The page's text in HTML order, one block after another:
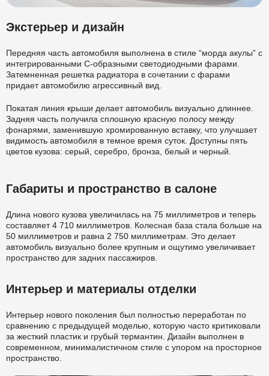
Экстерьер и дизайн
Передняя часть автомобиля выполнена в стиле “морда акулы” с
интегрированными С-образными светодиодными фарами.
Затемненная решетка радиатора в сочетании с фарами
придает автомобилю агрессивный вид.
Покатая линия крыши делает автомобиль визуально длиннее.
Задняя часть получила сплошную красную полосу между
фонарями, заменившую хромированную вставку, что улучшает
видимость автомобиля в темное время суток. Доступны пять
цветов кузова: серый, серебро, бронза, белый и черный.
Габариты и пространство в салоне
Длина нового кузова увеличилась на 75 миллиметров и теперь
составляет 4 710 миллиметров. Колесная база стала больше на
50 миллиметров и равна 2 750 миллиметрам. Это делает
автомобиль визуально более крупным и ощутимо увеличивает
пространство для задних пассажиров.
Интерьер и материалы отделки
Интерьер нового поколения был полностью переработан по
сравнению с предыдущей моделью, которую часто критиковали
за жесткий пластик и грубый термантин. Дизайн выполнен в
современном, минималистичном стиле с упором на просторное
пространство.